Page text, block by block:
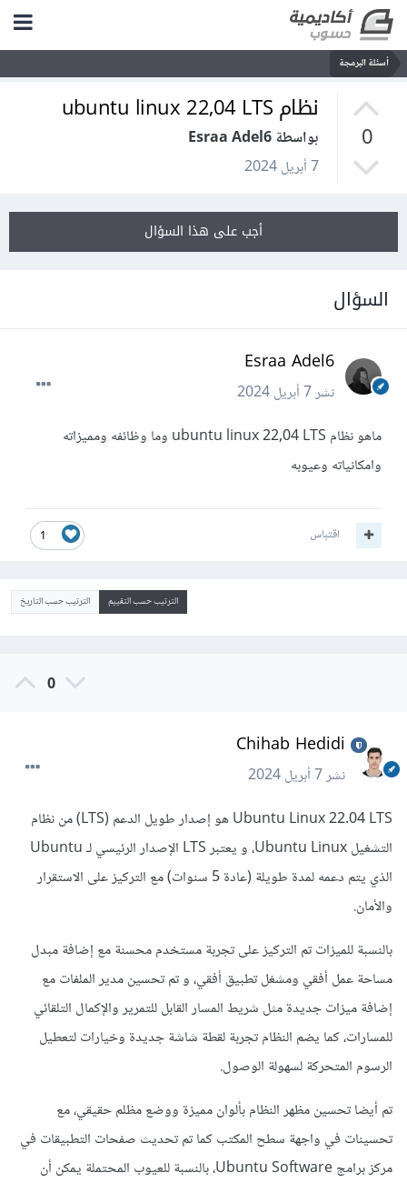
أسئلة البرمجة
0
نظام ubuntu linux 22,04 LTS
بواسطة Esraa Adel6
7 أبريل 2024
أجب على هذا السؤال
السؤال
Esraa Adel6
نشر7 أبريل 2024
ماهو نظام ubuntu linux 22,04 LTS وما وظائفه ومميزاته
وامكانياته وعيوبه
1 اقتباس
الترتيب حسب التقييم الترتيب حسب التاريخ
0
Chihab Hedidi
نشر7 أبريل 2024
Ubuntu Linux 22.04 LTS هو إصدار طويل الدعم (LTS) من نظام
التشغيل Ubuntu Linux، و يعتبر LTS الإصدار الرئيسي لـ Ubuntu
الذي يتم دعمه لمدة طويلة (عادة 5 سنوات) مع التركيز على الاستقرار
والأمان.
بالنسبة للميزات تم التركيز على تجربة مستخدم محسنة مع إضافة مبدل
مساحة عمل أفقي ومشغل تطبيق أفقي، و تم تحسين مدير الملفات مع
إضافة ميزات جديدة مثل شريط المسار القابل للتمرير والإكمال التلقائي
للمسارات، كما يضم النظام تجربة لقطة شاشة جديدة وخيارات لتعطيل
الرسوم المتحركة لسهولة الوصول.
تم أيضا تحسين مظهر النظام بألوان مميزة ووضع مظلم حقيقي، مع
تحسينات في واجهة سطح المكتب كما تم تحديث صفحات التطبيقات في
مركز برامج Ubuntu Software، بالنسبة للعيوب المحتملة يمكن أن